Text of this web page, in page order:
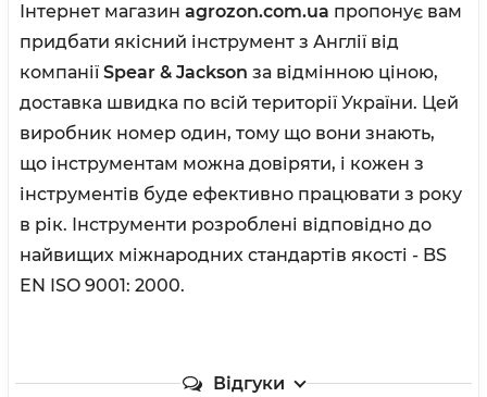
Інтернет магазин agrozon.com.ua пропонує вам
придбати якісний інструмент з Англії від
компанії Spear & Jackson за відмінною ціною,
доставка швидка по всій території України. Цей
виробник номер один, тому що вони знають,
що інструментам можна довіряти, і кожен з
інструментів буде ефективно працювати з року
в рік. Інструменти розроблені відповідно до
найвищих міжнародних стандартів якості - BS
EN ISO 9001: 2000.
Відгуки